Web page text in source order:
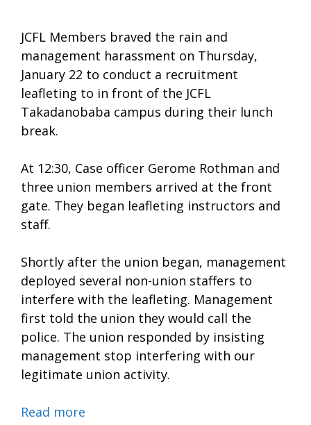
JCFL Members braved the rain and
management harassment on Thursday,
January 22 to conduct a recruitment
leafleting to in front of the JCFL
Takadanobaba campus during their lunch
break.
At 12:30, Case officer Gerome Rothman and
three union members arrived at the front
gate. They began leafleting instructors and
staff.
Shortly after the union began, management
deployed several non-union staffers to
interfere with the leafleting. Management
first told the union they would call the
police. The union responded by insisting
management stop interfering with our
legitimate union activity.
Read more